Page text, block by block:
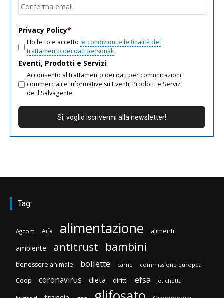
Privacy Policy*
Ho letto e accetto le condizioni e le finalità del
trattamento dei dati personali
Eventi, Prodotti e Servizi
Acconsento al trattamento dei dati per comunicazioni
commerciali e informative su Eventi, Prodotti e Servizi
de il Salvagente
Tag
Agcom Aifa alimentazione alimenti
ambiente antitrust bambini
benessere animale bollette carne commissione europea
Coop coronavirus dieta diritti efsa etichetta